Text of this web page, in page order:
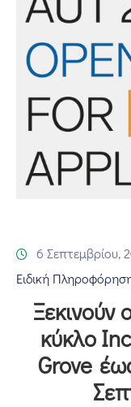
Ειδική
Πληροφόρηση
Προγράμματα
Χρηματοδότησης
Επικοινωνία
6 Σεπτεμβρίου,
Ειδική
Ξεκινούν
κύκλο
Grove